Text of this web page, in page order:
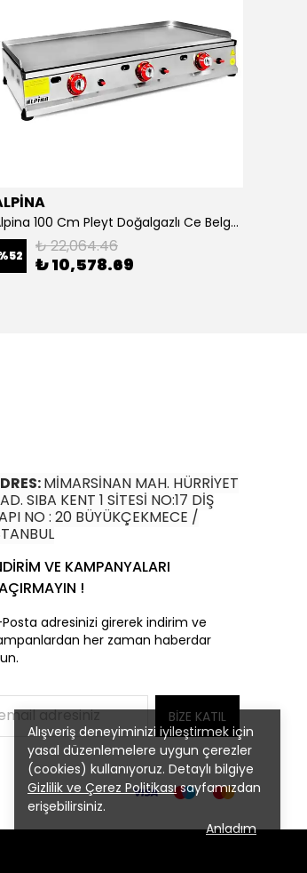
Alışveriş deneyiminizi iyileştirmek için
yasal düzenlemelere uygun çerezler
(cookies) kullanıyoruz. Detaylı bilgiye
Gizlilik ve Çerez Politikasısayfamızdan
erişebilirsiniz.
Anladım
Alpina 100 Cm Pleyt Doğalgazlı Ce Belgeli
52 ₺ 22,064.46
₺ 10,578.69
MİMARSİNAN MAH. HÜRRİYET
SIBA KENT 1 SİTESİ NO:17 DİŞ
NO : 20 BÜYÜKÇEKMECE /
VE KAMPANYALARI
!
adresinizi girerek indirim ve
her zaman haberdar
BİZE KATIL